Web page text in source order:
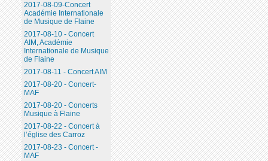
2017-08-09-Concert
Académie Internationale
de Musique de Flaine
2017-08-10 - Concert
AIM, Académie
Internationale de Musique
de Flaine
2017-08-11 - Concert AIM
2017-08-20 - Concert-
MAF
2017-08-20 - Concerts
Musique à Flaine
2017-08-22 - Concert à
l’église des Carroz
2017-08-23 - Concert -
MAF